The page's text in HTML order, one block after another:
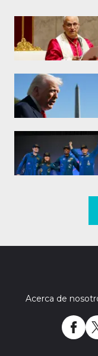
Acerca de